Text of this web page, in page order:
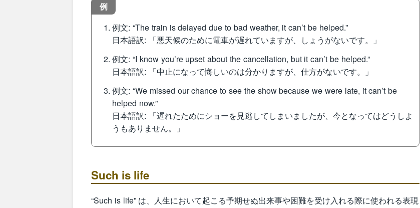
例
例文: “The train is delayed due to bad weather, it can’t be helped.”
日本語訳: 「悪天候のために電車が遅れていますが、しょうがないです。」
例文: “I know you’re upset about the cancellation, but it can’t be helped.”
日本語訳: 「中止になって悔しいのは分かりますが、仕方がないです。」
例文: “We missed our chance to see the show because we were late, it can’t be
helped now.”
日本語訳: 「遅れたためにショーを見逃してしまいましたが、今となってはどうしよ
うもありません。」
Such is life
“Such is life” は、人生において起こる予期せぬ出来事や困難を受け入れる際に使われる表現